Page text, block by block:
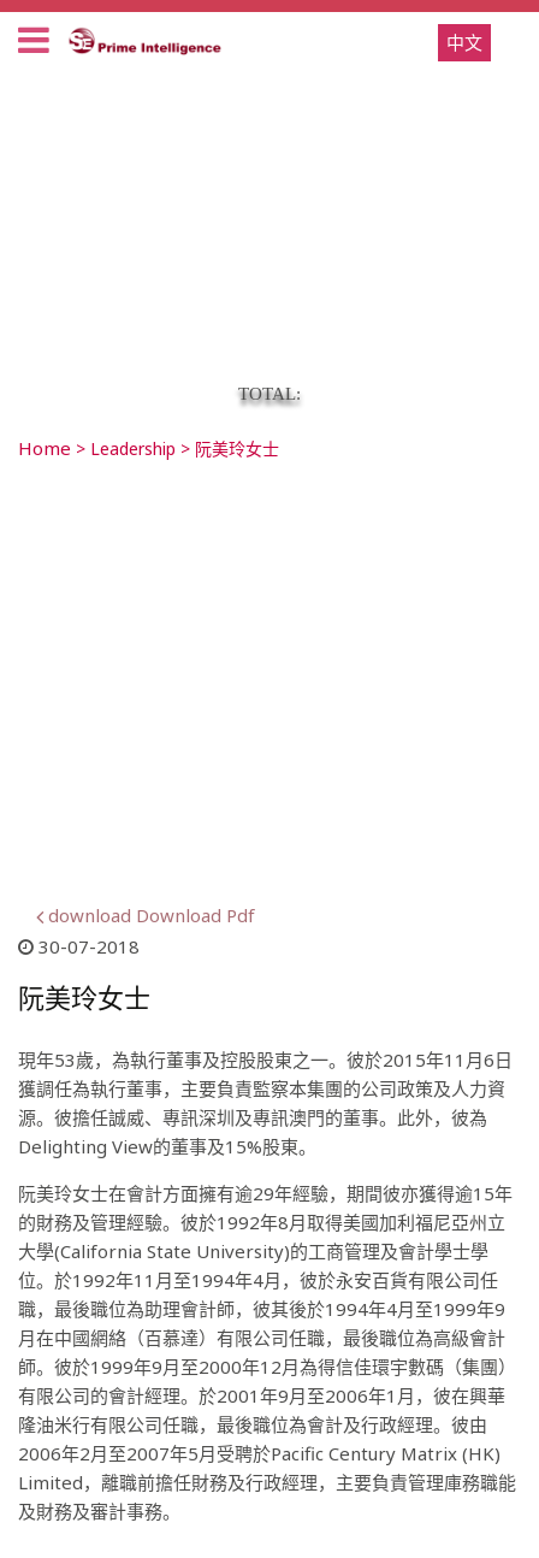
中文
Home > Leadership > 阮美玲女士
TOTAL:
download Download Pdf
30-07-2018
阮美玲女士
現年53歲，為執行董事及控股股東之一。彼於2015年11月6日
獲調任為執行董事，主要負責監察本集團的公司政策及人力資
源。彼擔任誠威、專訊深圳及專訊澳門的董事。此外，彼為
Delighting View的董事及15%股東。
阮美玲女士在會計方面擁有逾29年經驗，期間彼亦獲得逾15年
的財務及管理經驗。彼於1992年8月取得美國加利福尼亞州立
大學(California State University)的工商管理及會計學士學
位。於1992年11月至1994年4月，彼於永安百貨有限公司任
職，最後職位為助理會計師，彼其後於1994年4月至1999年9
月在中國網絡（百慕達）有限公司任職，最後職位為高級會計
師。彼於1999年9月至2000年12月為得信佳環宇數碼（集團）
有限公司的會計經理。於2001年9月至2006年1月，彼在興華
隆油米行有限公司任職，最後職位為會計及行政經理。彼由
2006年2月至2007年5月受聘於Pacific Century Matrix (HK)
Limited，離職前擔任財務及行政經理，主要負責管理庫務職能
及財務及審計事務。